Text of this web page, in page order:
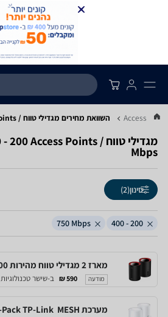
השוואת מחירים מגדילי טווח / Access Points ‏200 - 400 ‏750 ‏Mbps
סינון(2)
200 - 400
750‎ Mbps
מודעה 590 ₪ ב-שישר טכנולוגיות